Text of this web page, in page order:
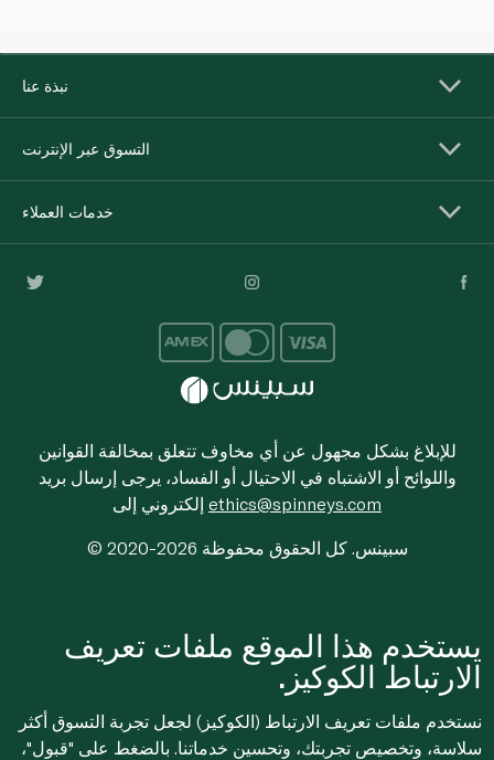
نبذة عنا
التسوق عبر الإنترنت
خدمات العملاء
للإبلاغ بشكل مجهول عن أي مخاوف تتعلق بمخالفة القوانين
واللوائح أو الاشتباه في الاحتيال أو الفساد، يرجى إرسال بريد
ethics@spinneys.com
© 2020-2026 سبينس. كل الحقوق محفوظة
يستخدم هذا الموقع ملفات تعريف
الارتباط الكوكيز.
نستخدم ملفات تعريف الارتباط (الكوكيز) لجعل تجربة التسوق أكثر
سلاسة، وتخصيص تجربتك، وتحسين خدماتنا. بالضغط على "قبول"،